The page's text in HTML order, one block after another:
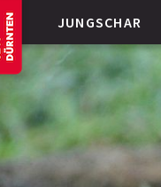
JUNGSCHAR